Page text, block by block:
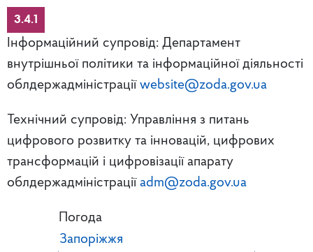
3.4.1
Інформаційний супровід: Департамент
внутрішньої політики та інформаційної діяльності
облдержадміністрації website@zoda.gov.ua
Технічний супровід: Управління з питань
цифрового розвитку та інновацій, цифрових
трансформацій і цифровізації апарату
облдержадміністрації adm@zoda.gov.ua
Погода
Запоріжжя